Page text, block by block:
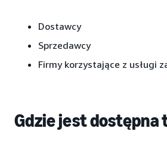
Dostawcy
Sprzedawcy
Firmy korzystające z usługi
Gdzie jest dostępna